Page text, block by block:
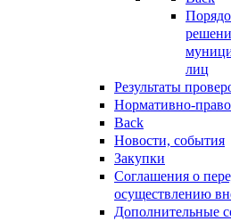
лиц
Результаты
Нормативно-
Back
Новости, события
Закупки
Соглашения о
осуществлению
Дополнительные